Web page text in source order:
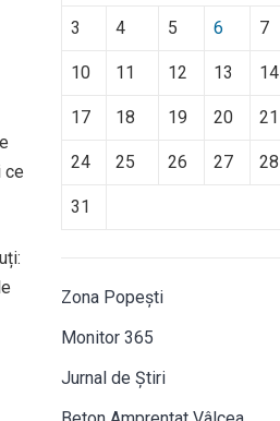
ce
3 4 5 6 7
10 11 12 13 14
17 18 19 20 21
24 25 26 27 28
31
Zona Popești
Monitor 365
Jurnal de Știri